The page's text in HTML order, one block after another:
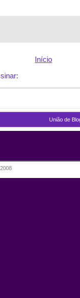
Início
União de
2008